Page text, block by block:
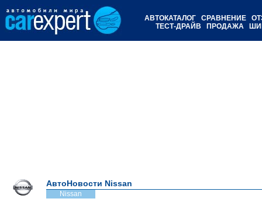
АВТОКАТАЛОГ СРАВНЕНИЕ
ТЕСТ-ДРАЙВ
ПРОДАЖА
АвтоНовости Nissan
Nissan